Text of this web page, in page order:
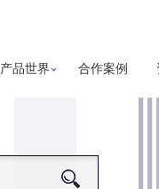
产品世界 合作案例